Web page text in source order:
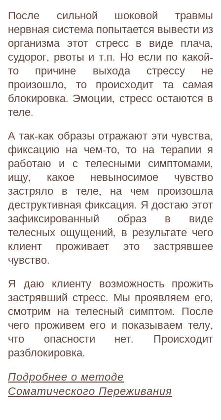
После сильной шоковой травмы
нервная система попытается вывести из
организма этот стресс в виде плача,
судорог, рвоты и т.п. Но если по какой-
то причине выхода стрессу не
произошло, то происходит та самая
блокировка. Эмоции, стресс остаются в
теле.
А так-как образы отражают эти чувства,
фиксацию на чем-то, то на терапии я
работаю и с телесными симптомами,
ищу, какое невыносимое чувство
застряло в теле, на чем произошла
деструктивная фиксация. Я достаю этот
зафиксированный образ в виде
телесных ощущений, в результате чего
клиент проживает это застрявшее
чувство.
Я даю клиенту возможность прожить
застрявший стресс. Мы проявляем его,
смотрим на телесный симптом. После
чего проживем его и показываем телу,
что опасности нет. Происходит
разблокировка.
Подробнее о методе
Соматического Переживания